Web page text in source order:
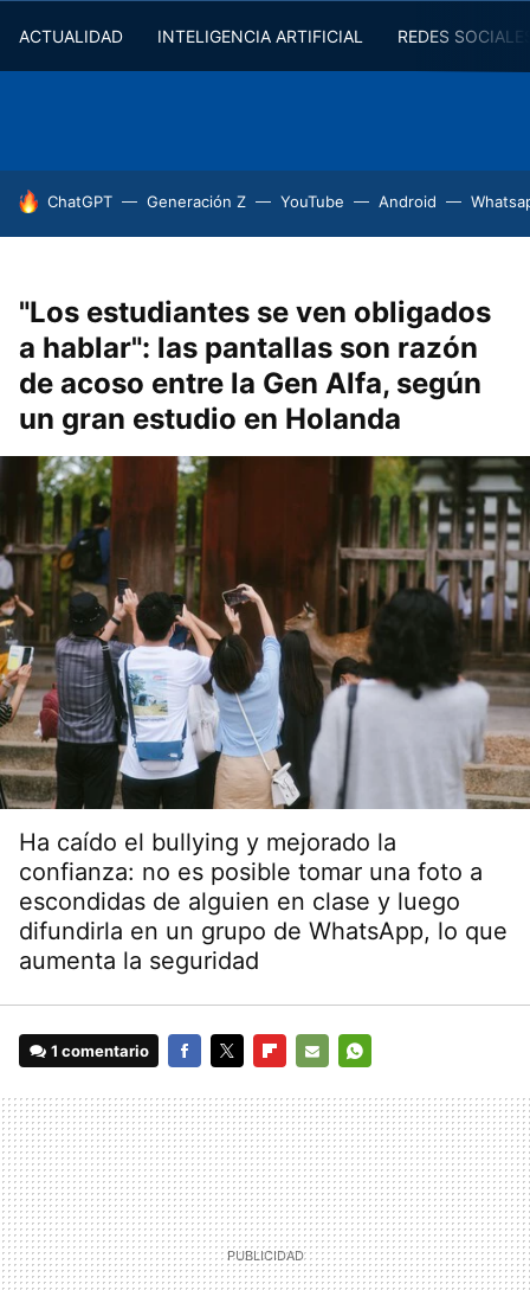
ACTUALIDAD INTELIGENCIA ARTIFICIAL REDES
HOY SE HABLA DE
ChatGPT Generación Z YouTube Android
"Los estudiantes se ven obligados
a hablar": las pantallas son razón
de acoso entre la Gen Alfa, según
un gran estudio en Holanda
Ha caído el bullying y mejorado la
confianza: no es posible tomar una foto a
escondidas de alguien en clase y luego
difundirla en un grupo de WhatsApp, lo que
aumenta la seguridad
1 comentario
MAIL